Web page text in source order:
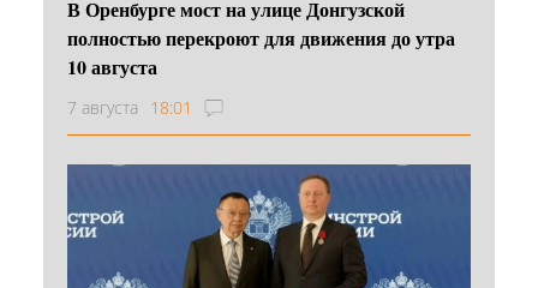
В Оренбурге мост на улице Донгузской
полностью перекроют для движения до утра
10 августа
7 августа 18:01